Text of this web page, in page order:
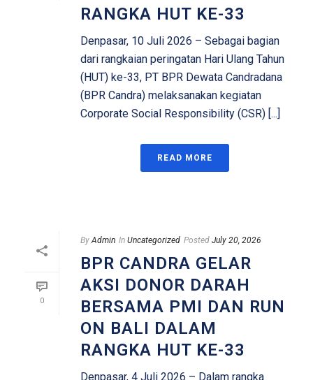
RANGKA HUT KE-33
Denpasar, 10 Juli 2026 – Sebagai bagian
dari rangkaian peringatan Hari Ulang Tahun
(HUT) ke-33, PT BPR Dewata Candradana
(BPR Candra) melaksanakan kegiatan
Corporate Social Responsibility (CSR) [...]
READ MORE
0
By Admin In Uncategorized Posted July 20, 2026
BPR CANDRA GELAR
AKSI DONOR DARAH
BERSAMA PMI DAN RUN
ON BALI DALAM
RANGKA HUT KE-33
Denpasar, 4 Juli 2026 – Dalam rangka